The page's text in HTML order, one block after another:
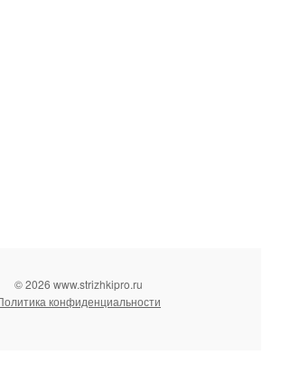
© 2026 www.strizhkipro.ru
конфиденциальности